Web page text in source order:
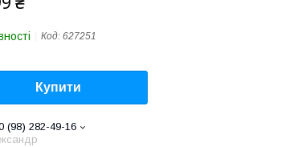
Код: 627251
Купити
(98) 282-49-16